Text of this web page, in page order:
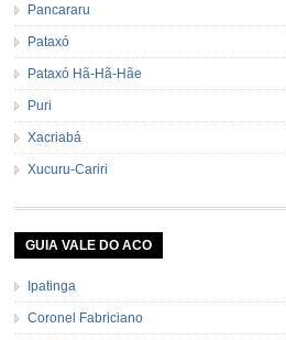
Pancararu
Pataxó
Pataxó Hã-Hã-Hãe
Puri
Xacriabá
Xucuru-Cariri
GUIA VALE DO ACO
Ipatinga
Coronel Fabriciano